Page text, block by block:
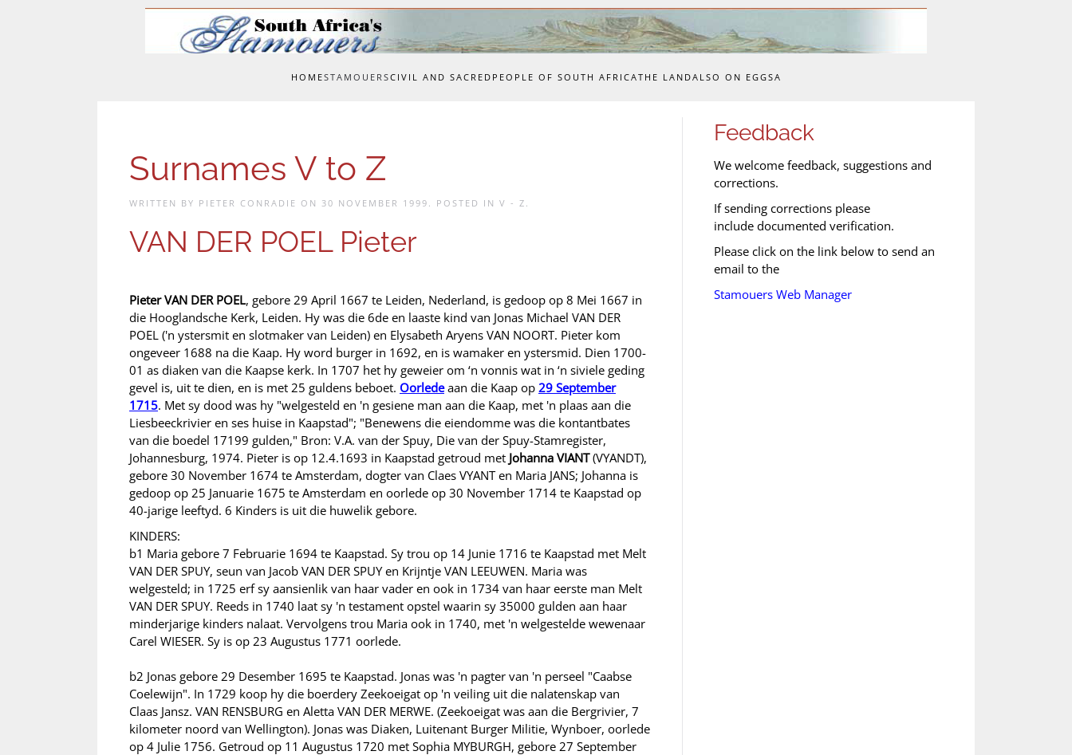
HOMESTAMOUERSCIVIL AND SACRED PEOPLE OF SOUTH AFRICATHE LANDALSO ON EGGSA
Surnames V to Z
WRITTEN BY PIETER CONRADIE ON 30 NOVEMBER 1999 . POSTED IN V - Z .
VAN DER POEL Pieter
Pieter VAN DER POEL, gebore 29 April 1667 te Leiden, Nederland, is gedoop op 8 Mei 1667 in
die Hooglandsche Kerk, Leiden. Hy was die 6de en laaste kind van Jonas Michael VAN DER
POEL ('n ystersmit en slotmaker van Leiden) en Elysabeth Aryens VAN NOORT. Pieter kom
ongeveer 1688 na die Kaap. Hy word burger in 1692, en is wamaker en ystersmid. Dien 1700-
01 as diaken van die Kaapse kerk. In 1707 het hy geweier om ‘n vonnis wat in ‘n siviele geding
gevel is, uit te dien, en is met 25 guldens beboet. Oorledeaan die Kaap op 29 September
1715. Met sy dood was hy "welgesteld en 'n gesiene man aan die Kaap, met 'n plaas aan die
Liesbeeckrivier en ses huise in Kaapstad"; "Benewens die eiendomme was die kontantbates
van die boedel 17199 gulden," Bron: V.A. van der Spuy, Die van der Spuy-Stamregister,
Johannesburg, 1974. Pieter is op 12.4.1693 in Kaapstad getroud met Johanna VIANT(VYANDT),
gebore 30 November 1674 te Amsterdam, dogter van Claes VYANT en Maria JANS; Johanna is
gedoop op 25 Januarie 1675 te Amsterdam en oorlede op 30 November 1714 te Kaapstad op
40-jarige leeftyd. 6 Kinders is uit die huwelik gebore.
KINDERS:
b1 Maria gebore 7 Februarie 1694 te Kaapstad. Sy trou op 14 Junie 1716 te Kaapstad met Melt
VAN DER SPUY, seun van Jacob VAN DER SPUY en Krijntje VAN LEEUWEN. Maria was
welgesteld; in 1725 erf sy aansienlik van haar vader en ook in 1734 van haar eerste man Melt
VAN DER SPUY. Reeds in 1740 laat sy 'n testament opstel waarin sy 35000 gulden aan haar
minderjarige kinders nalaat. Vervolgens trou Maria ook in 1740, met 'n welgestelde wewenaar
Carel WIESER. Sy is op 23 Augustus 1771 oorlede.
b2 Jonas gebore 29 Desember 1695 te Kaapstad. Jonas was 'n pagter van 'n perseel "Caabse
Coelewijn". In 1729 koop hy die boerdery Zeekoeigat op 'n veiling uit die nalatenskap van
Claas Jansz. VAN RENSBURG en Aletta VAN DER MERWE. (Zeekoeigat was aan die Bergrivier, 7
kilometer noord van Wellington). Jonas was Diaken, Luitenant Burger Militie, Wynboer, oorlede
op 4 Julie 1756. Getroud op 11 Augustus 1720 met Sophia MYBURGH, gebore 27 September
Feedback
We welcome feedback, suggestions and
corrections.
If sending corrections please
include documented verification.
Please click on the link below to send an
email to the
Stamouers Web Manager